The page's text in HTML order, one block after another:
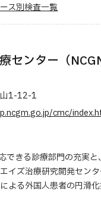
シー
中文 Tiếng
お問い合わせ
ス別検査一覧
センター（
山1-12-1
cmc/
できる診療部門の充実
イズ治療研究開発セン
よる外国人患者の円滑化